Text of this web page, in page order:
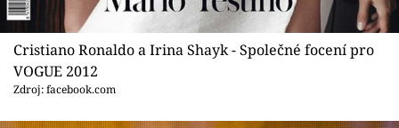
Cristiano Ronaldo a Irina Shayk - Společné focení pro
VOGUE 2012
Zdroj: facebook.com